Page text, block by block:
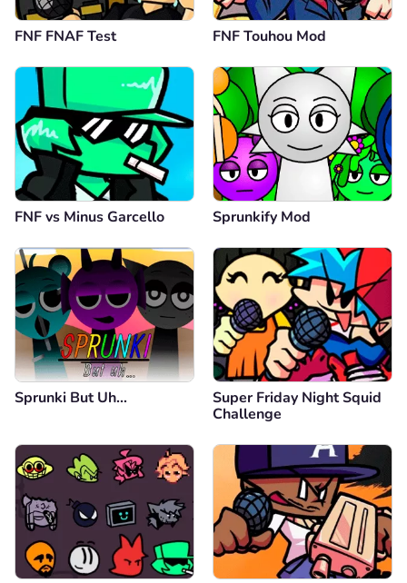
FNF FNAF Test FNF Touhou Mod
FNF vs Minus Garcello Sprunkify Mod
Sprunki But Uh…
Super Friday Night Squid
Challenge